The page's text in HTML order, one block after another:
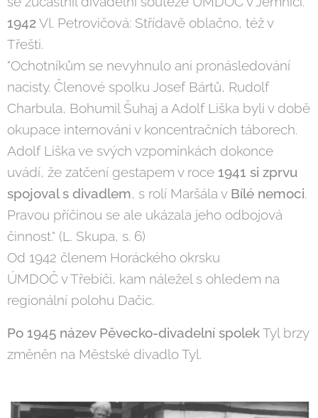
1942 Vl. Petrovičová: Střídavě oblačno, též v
Třešti.
"Ochotníkům se nevyhnulo ani pronásledování
nacisty. Členové spolku Josef Bártů, Rudolf
Charbula, Bohumil Šuhaj a Adolf Liška byli v době
okupace internováni v koncentračních táborech.
Adolf Liška ve svých vzpomínkách dokonce
uvádí, že zatčení gestapem v roce 1941 si zprvu
spojoval s divadlem, s rolí Maršála v Bílé nemoci.
Pravou příčinou se ale ukázala jeho odbojová
činnost." (L. Skupa, s. 6)
Od 1942 členem Horáckého okrsku
ÚMDOČ v Třebíči, kam náležel s ohledem na
regionální polohu Dačic.
Po 1945 název Pěvecko-divadelní spolekTyl brzy
změněn na Městské divadlo Tyl.